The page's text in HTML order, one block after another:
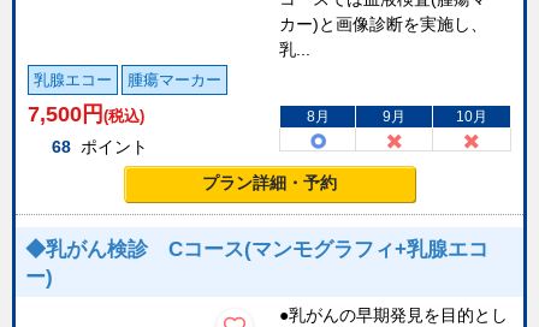
カー)と画像診断を実施し、
乳...
乳腺エコー 腫瘍マーカー
7,500 円 (税込)
68 ポイント
8月 9月 10月
プラン詳細・予約
◆乳がん検診 Cコース(マンモグラフィ+乳腺エコ
ー)
●乳がんの早期発見を目的とし